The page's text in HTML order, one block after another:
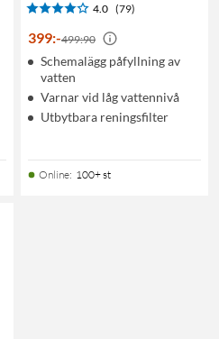
4.0 (79)
399:-499:90
Schemalägg påfyllning av
vatten
Varnar vid låg vattennivå
Utbytbara reningsfilter
Online: 100+ st